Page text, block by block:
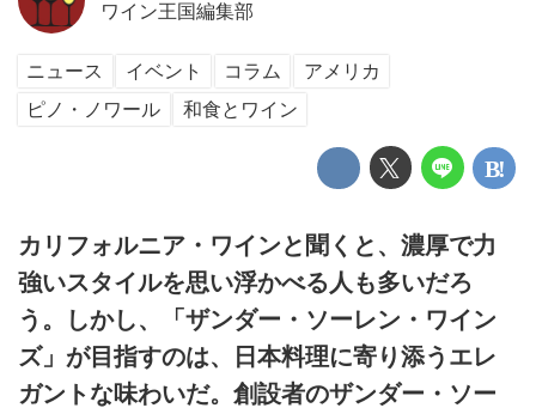
ワイン王国編集部
ニュース イベント コラム
アメリカ
ピノ・ノワール
和食とワイン
カリフォルニア・ワインと聞くと、濃厚で力
強いスタイルを思い浮かべる人も多いだろ
う。しかし、「ザンダー・ソーレン・ワイン
ズ」が目指すのは、日本料理に寄り添うエレ
ガントな味わいだ。創設者のザンダー・ソー